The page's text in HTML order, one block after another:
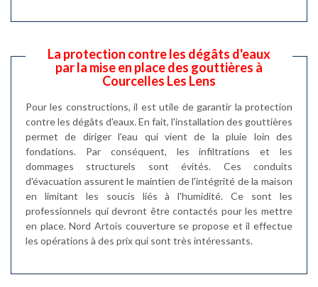
La protection contre les dégâts d'eaux
par la mise en place des gouttières à
Courcelles Les Lens
Pour les constructions, il est utile de garantir la protection
contre les dégâts d'eaux. En fait, l'installation des gouttières
permet de diriger l'eau qui vient de la pluie loin des
fondations. Par conséquent, les infiltrations et les
dommages structurels sont évités. Ces conduits
d'évacuation assurent le maintien de l'intégrité de la maison
en limitant les soucis liés à l'humidité. Ce sont les
professionnels qui devront être contactés pour les mettre
en place. Nord Artois couverture se propose et il effectue
les opérations à des prix qui sont très intéressants.